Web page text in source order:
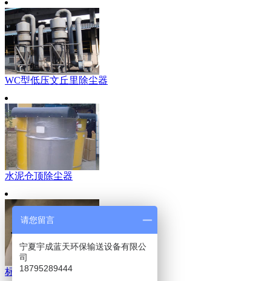
WC型低压文丘里除尘器
水泥仓顶除尘器
标准气缸
请您留言
宁夏宇成蓝天环保输送设备有限公
司
18795289444